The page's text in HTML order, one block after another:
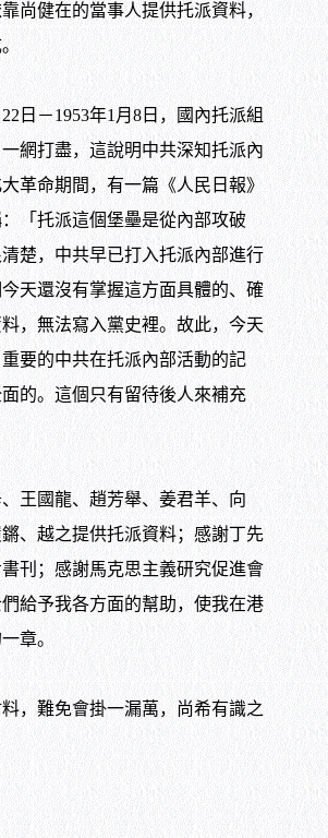
健在的當事人提供托派資料，
－1953年1月8日，國內托派組
網打盡，這說明中共深知托派內
革命期間，有一篇《人民日報》
「托派這個堡壘是從內部攻破
楚，中共早已打入托派內部進行
天還沒有掌握這方面具體的、確
，無法寫入黨史裡。故此，今天
要的中共在托派內部活動的記
的。這個只有留待後人來補充
國龍、趙芳舉、姜君羊、向
、越之提供托派資料；感謝丁先
刊；感謝馬克思主義研究促進會
給予我各方面的幫助，使我在港
章。
難免會掛一漏萬，尚希有識之